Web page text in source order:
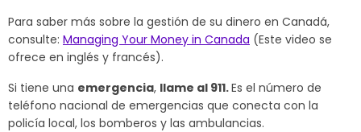
Para saber más sobre la gestión de su dinero en Canadá,
consulte: Managing Your Money in Canada (Este video se
ofrece en inglés y francés).
Si tiene una emergencia, llame al 911.Es el número de
teléfono nacional de emergencias que conecta con la
policía local, los bomberos y las ambulancias.